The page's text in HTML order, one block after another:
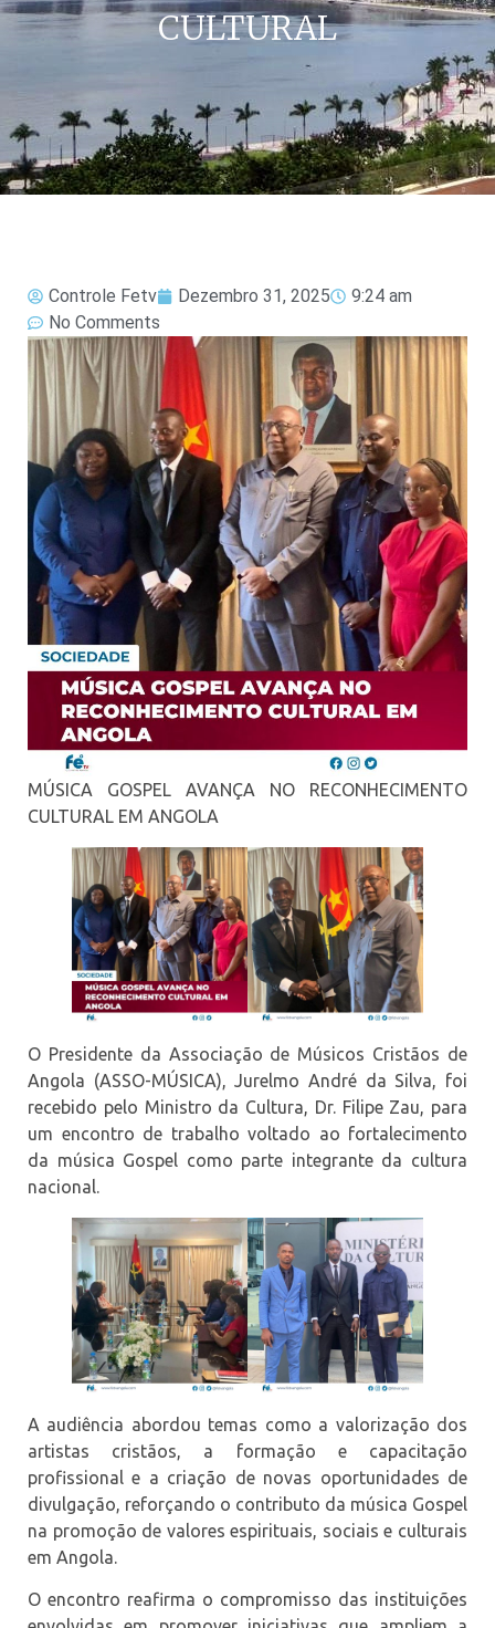
CULTURAL
Controle Fetv Dezembro 31, 2025
9:24 am
No Comments
MÚSICA GOSPEL AVANÇA NO RECONHECIMENTO
CULTURAL EM ANGOLA
O Presidente da Associação de Músicos Cristãos de
Angola (ASSO-MÚSICA), Jurelmo André da Silva, foi
recebido pelo Ministro da Cultura, Dr. Filipe Zau, para
um encontro de trabalho voltado ao fortalecimento
da música Gospel como parte integrante da cultura
nacional.
A audiência abordou temas como a valorização dos
artistas cristãos, a formação e capacitação
profissional e a criação de novas oportunidades de
divulgação, reforçando o contributo da música Gospel
na promoção de valores espirituais, sociais e culturais
em Angola.
O encontro reafirma o compromisso das instituições